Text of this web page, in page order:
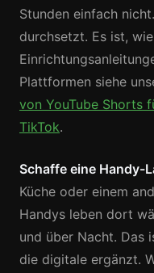
Stunden einfach
durchsetzt. Es ist,
Plattformen siehe
von YouTube Shorts
TikTok.
Schaffe eine Handy-
Küche oder einem
Handys leben dort
und über Nacht. Das
die digitale ergänzt.